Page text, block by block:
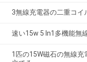
3無線充電器の二重コイ
速い15w 5 In1多機能無
1匹の15W磁石の無線